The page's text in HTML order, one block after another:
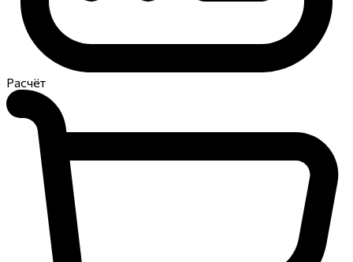
Расчёт